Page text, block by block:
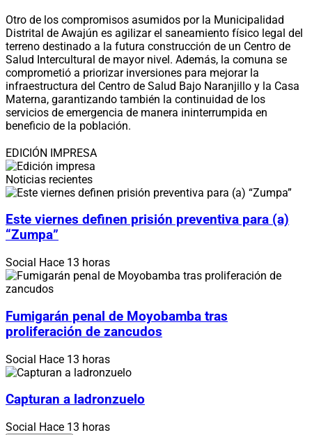
Otro de los compromisos asumidos por la Municipalidad
Distrital de Awajún es agilizar el saneamiento físico legal del
terreno destinado a la futura construcción de un Centro de
Salud Intercultural de mayor nivel. Además, la comuna se
comprometió a priorizar inversiones para mejorar la
infraestructura del Centro de Salud Bajo Naranjillo y la Casa
Materna, garantizando también la continuidad de los
servicios de emergencia de manera ininterrumpida en
beneficio de la población.
EDICIÓN IMPRESA
Noticias recientes
Este viernes definen prisión preventiva para (a)
“Zumpa”
Social Hace 13 horas
Fumigarán penal de Moyobamba tras
proliferación de zancudos
Social Hace 13 horas
Capturan a ladronzuelo
Social Hace 13 horas